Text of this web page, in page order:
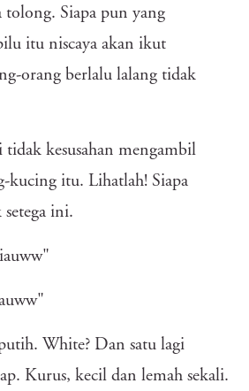
Siapa pun yang
itu niscaya akan ikut
orang berlalu lalang tidak
tidak kesusahan mengambil
kucing itu. Lihatlah! Siapa
ini.
White? Dan satu lagi
Kurus, kecil dan lemah sekali.